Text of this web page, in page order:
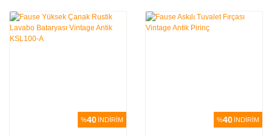
%40 İNDİRİM %40 İNDİRİM